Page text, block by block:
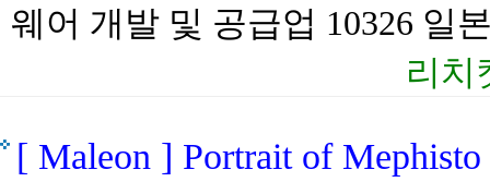
웨어 개발 및 공급업 10326 일
리치
[ Maleon ] Portrait of Mephisto